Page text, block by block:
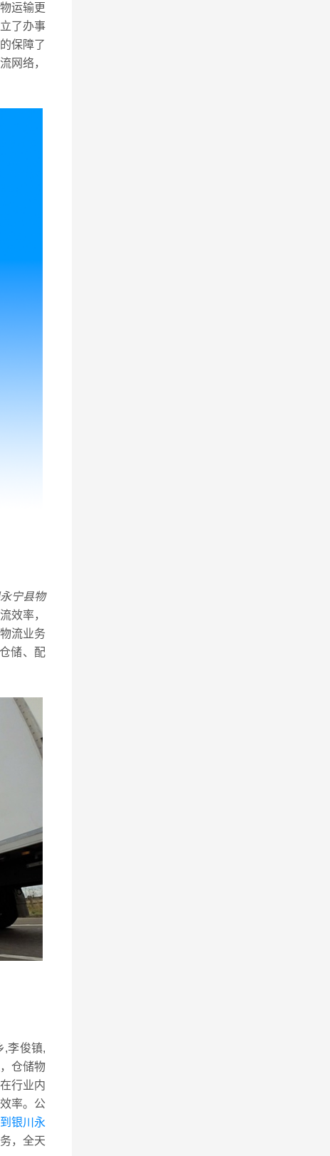
运输更
了办事
保障了
网络，
宁县物
效率，
流业务
储、配
,李俊镇,
仓储物
行业内
率。公
银川永
，全天